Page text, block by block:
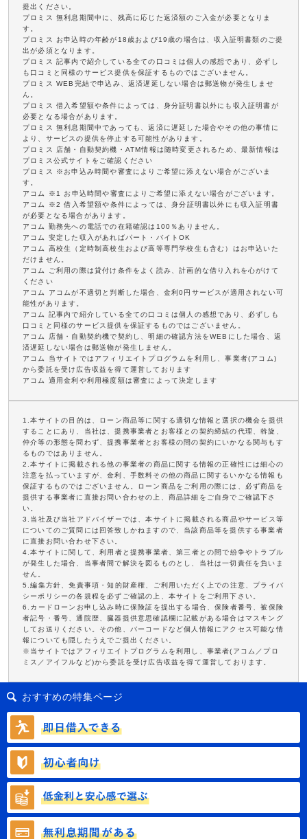
提出ください。
プロミス 無利息期間中に、残高に応じた返済額のご入金が必要となりま
す。
プロミス お申込時の年齢が18歳および19歳の場合は、収入証明書類のご提
出が必須となります。
プロミス 記事内で紹介している全ての口コミは個人の感想であり、必ずし
も口コミと同様のサービス提供を保証するものではございません。
プロミス WEB完結で申込み、返済遅延しない場合は郵送物が発生しませ
ん。
プロミス 借入希望額や条件によっては、身分証明書以外にも収入証明書が
必要となる場合があります。
プロミス 無利息期間中であっても、返済に遅延した場合やその他の事情に
より、サービスの提供を停止する可能性があります。
プロミス 店舗・自動契約機・ATM情報は随時変更されるため、最新情報は
プロミス公式サイトをご確認ください
プロミス ※お申込み時間や審査によりご希望に添えない場合がございま
す。
アコム ※1 お申込時間や審査によりご希望に添えない場合がございます。
アコム ※2 借入希望額や条件によっては、身分証明書以外にも収入証明書
が必要となる場合があります。
アコム 勤務先への電話での在籍確認は100％ありません。
アコム 安定した収入があればパート・バイトOK
アコム 高校生（定時制高校生および高等専門学校生も含む）はお申込いた
だけません。
アコム ご利用の際は貸付け条件をよく読み、計画的な借り入れを心がけて
ください
アコム アコムが不適切と判断した場合、金利0円サービスが適用されない可
能性があります。
アコム 記事内で紹介している全ての口コミは個人の感想であり、必ずしも
口コミと同様のサービス提供を保証するものではございません。
アコム 店舗・自動契約機で契約し、明細の確認方法をWEBにした場合、返
済遅延しない場合は郵送物が発生しません。
アコム 当サイトではアフィリエイトプログラムを利用し、事業者(アコム)
から委託を受け広告収益を得て運営しております
アコム 適用金利や利用極度額は審査によって決定します
1.本サイトの目的は、ローン商品等に関する適切な情報と選択の機会を提供
することにあり、当社は、提携事業者とお客様との契約締結の代理、斡旋、
仲介等の形態を問わず、提携事業者とお客様の間の契約にいかなる関与もす
るものではありません。
2.本サイトに掲載される他の事業者の商品に関する情報の正確性には細心の
注意を払っていますが、金利、手数料その他の商品に関するいかなる情報も
保証するものではございません。ローン商品をご利用の際には、必ず商品を
提供する事業者に直接お問い合わせの上、商品詳細をご自身でご確認下さ
い。
3.当社及び当社アドバイザーでは、本サイトに掲載される商品やサービス等
についてのご質問には回答致しかねますので、当該商品等を提供する事業者
に直接お問い合わせ下さい。
4.本サイトに関して、利用者と提携事業者、第三者との間で紛争やトラブル
が発生した場合、当事者間で解決を図るものとし、当社は一切責任を負いま
せん。
5.編集方針、免責事項・知的財産権、ご利用いただく上での注意、プライバ
シーポリシーの各規程を必ずご確認の上、本サイトをご利用下さい。
6.カードローンお申し込み時に保険証を提出する場合、保険者番号、被保険
者記号・番号、通院歴、臓器提供意思確認欄に記載がある場合はマスキング
してお送りください。その他、バーコードなど個人情報にアクセス可能な情
報についても隠したうえでご提出ください。
※当サイトではアフィリエイトプログラムを利用し、事業者(アコム／プロ
ミス／アイフルなど)から委託を受け広告収益を得て運営しております。
おすすめの特集ページ